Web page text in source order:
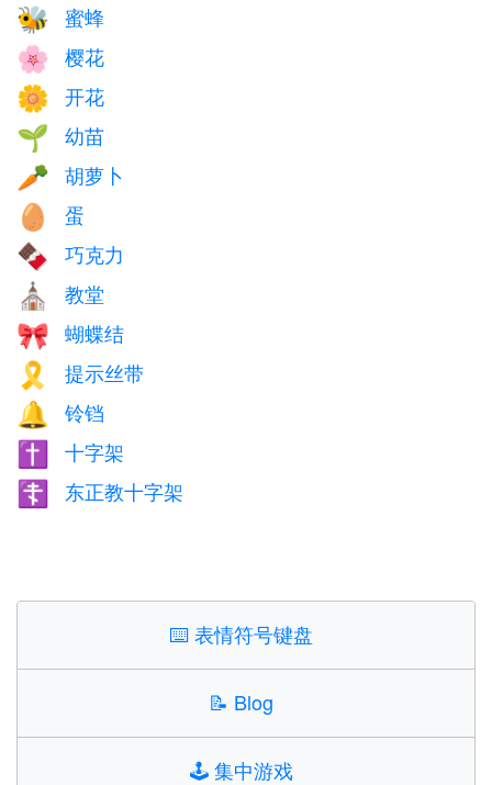
🐝 蜜蜂
🌸 樱花
🌼 开花
🌱 幼苗
🥕 胡萝卜
🥚 蛋
🍫 巧克力
⛪ 教堂
🎀 蝴蝶结
🎗️ 提示丝带
🔔 铃铛
✝️ 十字架
☦️ 东正教十字架
⌨️表情符号键盘
📝 Blog
🕹️集中游戏